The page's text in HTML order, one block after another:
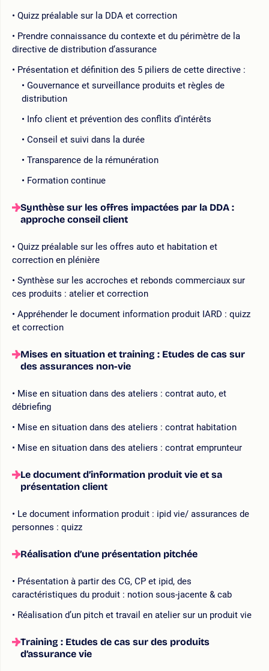
Quizz préalable sur la DDA et correction
Prendre connaissance du contexte et du périmètre de la
directive de distribution d‘assurance
Présentation et définition des 5 piliers de cette directive :
Gouvernance et surveillance produits et règles de
distribution
Info client et prévention des conflits d’intérêts
Conseil et suivi dans la durée
Transparence de la rémunération
Formation continue
Synthèse sur les offres impactées par la DDA :
approche conseil client
Quizz préalable sur les offres auto et habitation et
correction en plénière
Synthèse sur les accroches et rebonds commerciaux sur
ces produits : atelier et correction
Appréhender le document information produit IARD : quizz
et correction
Mises en situation et training : Etudes de cas sur
des assurances non-vie
Mise en situation dans des ateliers : contrat auto, et
débriefing
Mise en situation dans des ateliers : contrat habitation
Mise en situation dans des ateliers : contrat emprunteur
Le document d’information produit vie et sa
présentation client
Le document information produit : ipid vie/ assurances de
personnes : quizz
Réalisation d’une présentation pitchée
Présentation à partir des CG, CP et ipid, des
caractéristiques du produit : notion sous-jacente & cab
Réalisation d’un pitch et travail en atelier sur un produit vie
Training : Etudes de cas sur des produits
d’assurance vie